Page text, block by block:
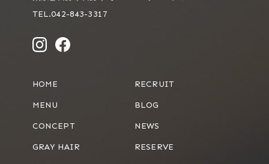
TEL.042-843-3317
HOME
MENU
CONCEPT
GRAY HAIR
RECRUIT
BLOG
NEWS
RESERVE